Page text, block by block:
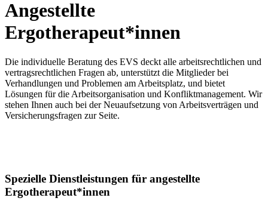
Angestellte
Ergotherapeut*innen
Die individuelle Beratung des EVS deckt alle arbeitsrechtlichen und
vertragsrechtlichen Fragen ab, unterstützt die Mitglieder bei
Verhandlungen und Problemen am Arbeitsplatz, und bietet
Lösungen für die Arbeitsorganisation und Konfliktmanagement. Wir
stehen Ihnen auch bei der Neuaufsetzung von Arbeitsverträgen und
Versicherungsfragen zur Seite.
Spezielle Dienstleistungen für angestellte
Ergotherapeut*innen